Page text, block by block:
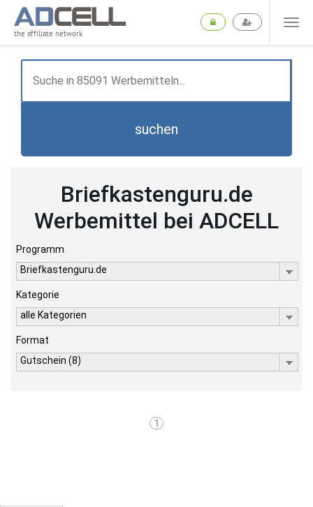
the affiliate network
suchen
Briefkastenguru.de
Werbemittel bei ADCELL
Programm
Briefkastenguru.de
Kategorie
alle Kategorien
Format
Gutschein (8)
1